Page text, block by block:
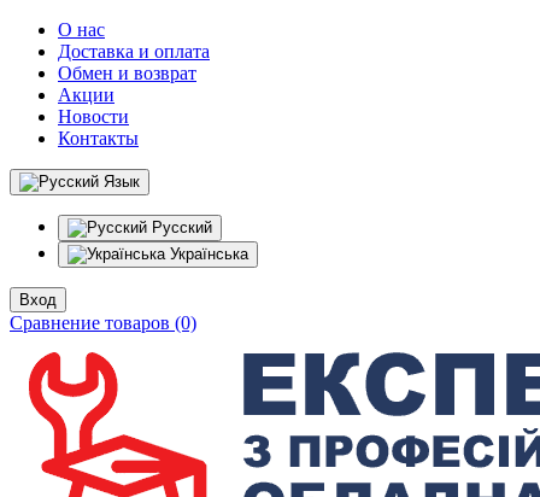
О нас
Доставка и оплата
Обмен и возврат
Акции
Новости
Контакты
Язык
Русский
Українська
Вход
Сравнение товаров (0)